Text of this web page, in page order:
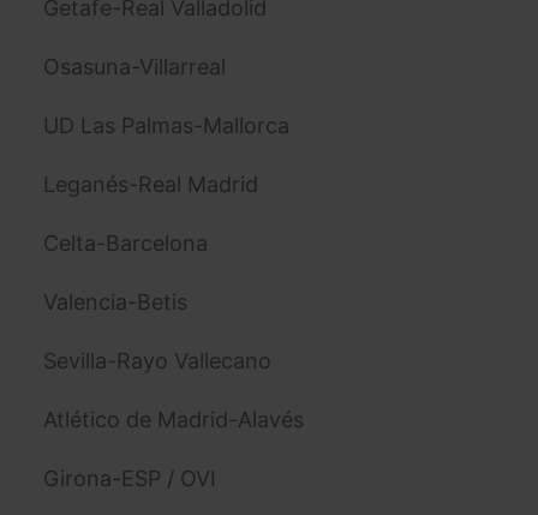
Getafe-Real Valladolid
Osasuna-Villarreal
UD Las Palmas-Mallorca
Leganés-Real Madrid
Celta-Barcelona
Valencia-Betis
Sevilla-Rayo Vallecano
Atlético de Madrid-Alavés
Girona-ESP / OVI